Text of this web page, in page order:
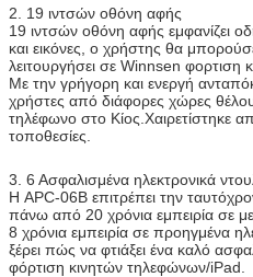
Wifi, 3G.
Εάν το μέρος που
περιλαμβάνεται
μας.
Εργασιακή
τάση
100-240V, 50/60Hz
Θερμοκρασία
λειτουργίας
0 ~ 50 °C
Πιστοποιητικό CE, FCC
2. 19 ιντσών οθόνη αφής
19 ιντσών οθόνη αφής εμφανίζει
και εικόνες, ο χρήστης θα
λειτουργήσει σε Winnsen φορτιση
Με την γρήγορη και ενεργή
χρήστες από διάφορες χώρες
τηλέφωνο στο Κίος.Χαιρετίστηκε
τοποθεσίες.
3. 6 Ασφαλισμένα ηλεκτρονικά
Η APC-06B επιτρέπει την
πάνω από 20 χρόνια εμπειρία σε
8 χρόνια εμπειρία σε προηγμένα
ξέρει πώς να φτιάξει ένα καλό
φόρτιση κινητών τηλεφώνων/iPad.